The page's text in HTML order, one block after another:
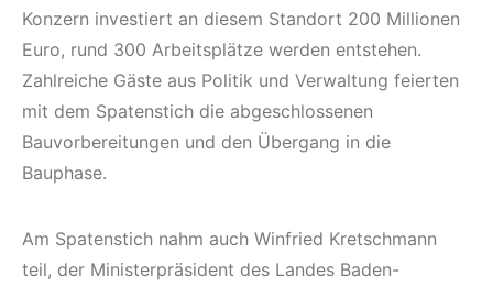
Konzern investiert an diesem Standort 200 Millionen
Euro, rund 300 Arbeitsplätze werden entstehen.
Zahlreiche Gäste aus Politik und Verwaltung feierten
mit dem Spatenstich die abgeschlossenen
Bauvorbereitungen und den Übergang in die
Bauphase.
Am Spatenstich nahm auch Winfried Kretschmann
teil, der Ministerpräsident des Landes Baden-